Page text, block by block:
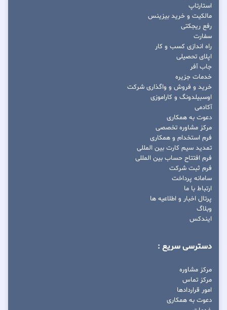
استارتاپ
مالکیت و خرید بیزینس
رفع ریجکتی
سفارت
راه اندازی کسب و کار
اپلای تحصیلی
جاب آفر
خدمات جزیره
خرید و فروش و واگذاری شرکت
اوسبیلدونگ و کاراموزی
آکادمی
دعوت به همکاری
مرکز مشاوره تخصصی
فرم استخدام و همکاری
تمدید سیم کارت بین المللی
فرم افتتاح حساب بین المللی
فرم ثبت شرکت
سامانه پرداخت
ارتباط با ما
پرتال اخبار و اطلاعیه ها
وبلاگ
ایندکس
دسترسی سریع :
مرکز مشاوره
مرکز تماس
امور قراردادها
دعوت به همکاری